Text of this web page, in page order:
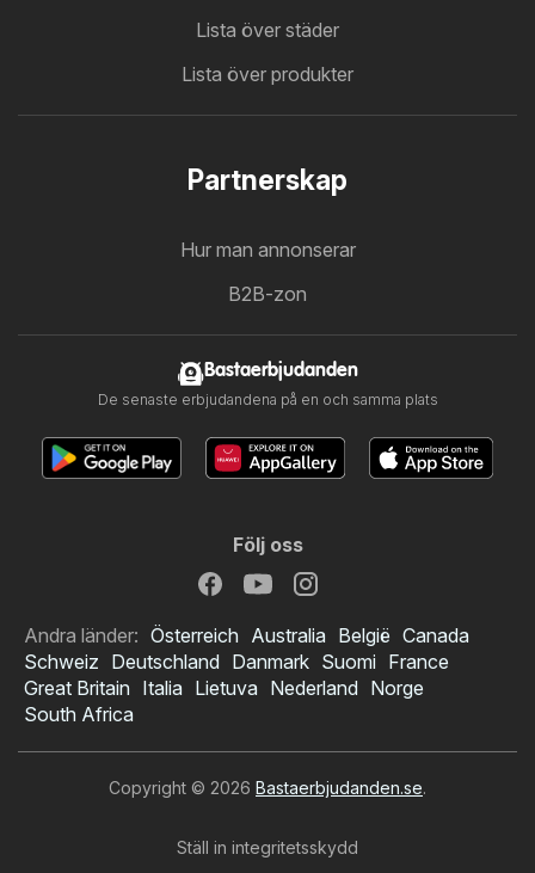
Lista över städer
Lista över produkter
Partnerskap
Hur man annonserar
B2B-zon
Bastaerbjudanden
De senaste erbjudandena på en och samma plats
Följ oss
Andra länder: Österreich Australia België Canada
Schweiz Deutschland Danmark Suomi France
Great Britain Italia Lietuva Nederland Norge
South Africa
Copyright © 2026 Bastaerbjudanden.se.
Ställ in integritetsskydd